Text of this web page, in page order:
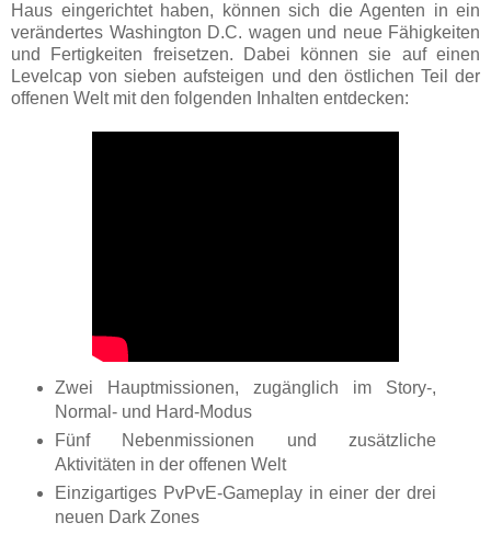
Haus eingerichtet haben, können sich die Agenten in ein
verändertes Washington D.C. wagen und neue Fähigkeiten
und Fertigkeiten freisetzen. Dabei können sie auf einen
Levelcap von sieben aufsteigen und den östlichen Teil der
offenen Welt mit den folgenden Inhalten entdecken:
Zwei Hauptmissionen, zugänglich im Story-,
Normal- und Hard-Modus
Fünf Nebenmissionen und zusätzliche
Aktivitäten in der offenen Welt
Einzigartiges PvPvE-Gameplay in einer der drei
neuen Dark Zones